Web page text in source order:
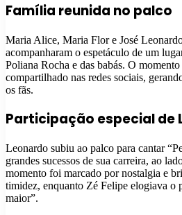
Família reunida no palco
Maria Alice, Maria Flor e José
acompanharam o espetáculo de um
Poliana Rocha e das babás. O
compartilhado nas redes sociais,
os fãs.
Participação especial de
Leonardo subiu ao palco para cantar
grandes sucessos de sua carreira, ao
momento foi marcado por nostalgia e
timidez, enquanto Zé Felipe elogiava o
maior”.